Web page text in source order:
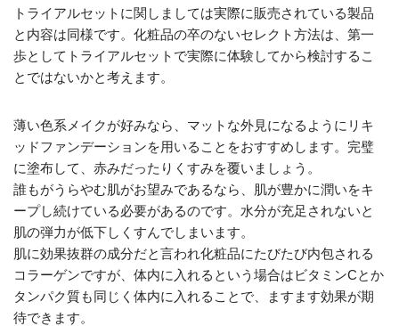
トライアルセットに関しましては実際に販売されている製品
と内容は同様です。化粧品の卒のないセレクト方法は、第一
歩としてトライアルセットで実際に体験してから検討するこ
とではないかと考えます。
薄い色系メイクが好みなら、マットな外見になるようにリキ
ッドファンデーションを用いることをおすすめします。完璧
に塗布して、赤みだったりくすみを覆いましょう。
誰もがうらやむ肌がお望みであるなら、肌が豊かに潤いをキ
ープし続けている必要があるのです。水分が充足されないと
肌の弾力が低下しくすんでしまいます。
肌に効果抜群の成分だと言われ化粧品にたびたび内包される
コラーゲンですが、体内に入れるという場合はビタミンCとか
タンパク質も同じく体内に入れることで、ますます効果が期
待できます。